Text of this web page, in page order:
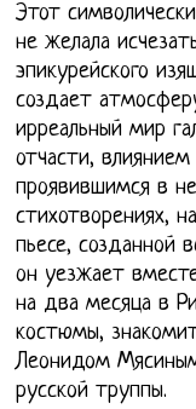
Этот
не желала
эпикурейского
создает
ирреальный мир
отчасти,
проявившимся в
стихотворениях,
пьесе, созданной
он уезжает
на два месяца в
костюмы,
Леонидом
русской труппы.